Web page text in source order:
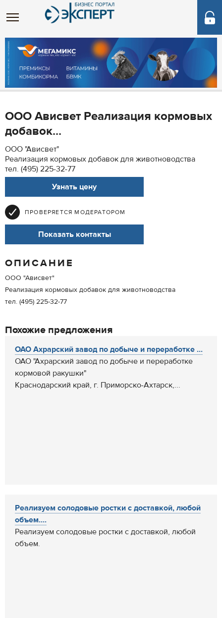
ООО Ависвет Реализация кормовых
добавок...
ООО "Ависвет"
Реализация кормовых добавок для животноводства
тел. (495) 225-32-77
Узнать цену
ПРОВЕРЯЕТСЯ МОДЕРАТОРОМ
Показать контакты
ОПИСАНИЕ
ООО "Ависвет"
Реализация кормовых добавок для животноводства
тел. (495) 225-32-77
Похожие предложения
ОАО Ахрарский завод по добыче и переработке ...
ОАО "Ахрарский завод по добыче и переработке
кормовой ракушки"
Краснодарский край, г. Приморско-Ахтарск,...
Реализуем солодовые ростки с доставкой, любой
объем....
Реализуем солодовые ростки с доставкой, любой
объем.